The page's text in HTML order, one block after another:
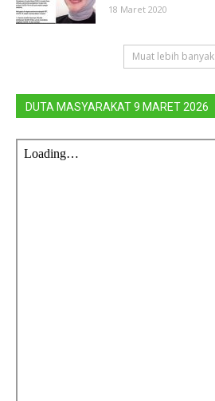
18 Maret 2020
Muat lebih banyak
DUTA MASYARAKAT 9 MARET 2026